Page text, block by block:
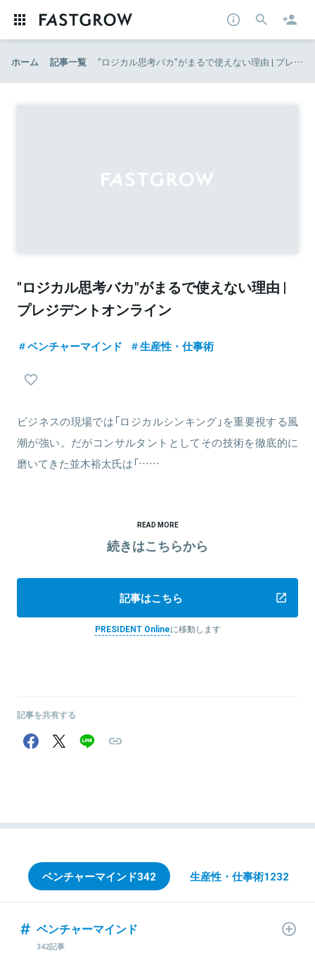
ホーム 記事一覧 "ロジカル思考バカ"がまるで使えない理由 | プレジデントオンライン
"ロジカル思考バカ"がまるで使えない理由 |
プレジデントオンライン
ベンチャーマインド 生産性・仕事術
ビジネスの現場では「ロジカルシンキング」を重要視する風
潮が強い。だがコンサルタントとしてその技術を徹底的に
磨いてきた並木裕太氏は「……
READ MORE
続きはこちらから
記事はこちら
PRESIDENT Onlineに移動します
記事を共有する
ベンチャーマインド342 生産性・仕事術1232
ベンチャーマインド
342記事